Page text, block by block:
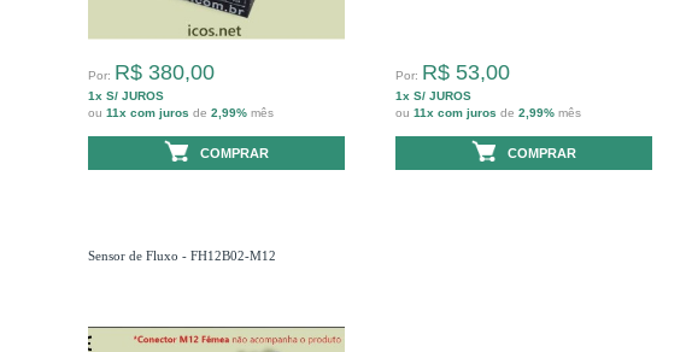
Por: R$ 380,00
1x S/ JUROS
ou 11x com juros de 2,99% mês
COMPRAR
Por: R$ 53,00
1x S/ JUROS
ou 11x com juros de 2,99% mês
COMPRAR
Sensor de Fluxo - FH12B02-M12